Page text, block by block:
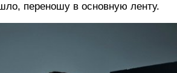
переношу в основную ленту.